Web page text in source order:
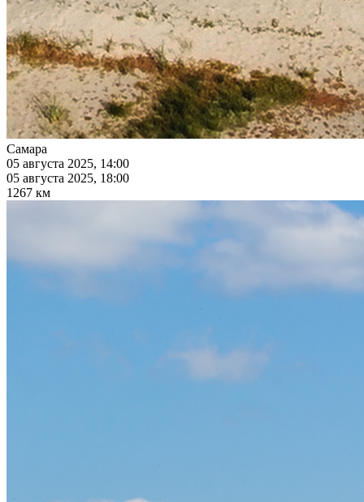
Самара
05 августа 2025, 14:00
05 августа 2025, 18:00
1267 км